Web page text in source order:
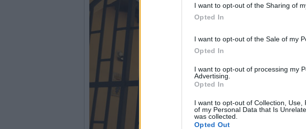
I want to opt-out of the Sharing of
Opted In
I want to opt-out of the Sale of my
Opted In
I want to opt-out of processing my
Advertising.
Opted In
I want to opt-out of Collection,
of my Personal Data that Is
was collected.
Opted Out